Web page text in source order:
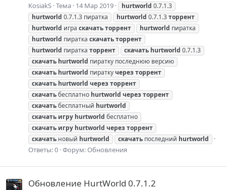
KosiakS Тема 14 Мар 2019 hurtworld 0.7.1.3
hurtworld 0.7.1.3 пиратка hurtworld 0.7.1.3торрент
hurtworld игра скачатьторрент hurtworld пиратка
hurtworld пиратка скачатьторрент
hurtworld пиратка торрент скачать hurtworld 0.7.1.3
скачать hurtworld пиратку последнюю версию
скачать hurtworld пираткучерез торрент
скачать hurtworld через торрент
скачатьбесплатно hurtworld через торрент
скачатьбесплатный hurtworld
скачать игру hurtworld бесплатно
скачать игру hurtworld через торрент
скачать новый hurtworld скачать последний hurtworld
Ответы: 0 Форум:Обновления
Обновление HurtWorld 0.7.1.2